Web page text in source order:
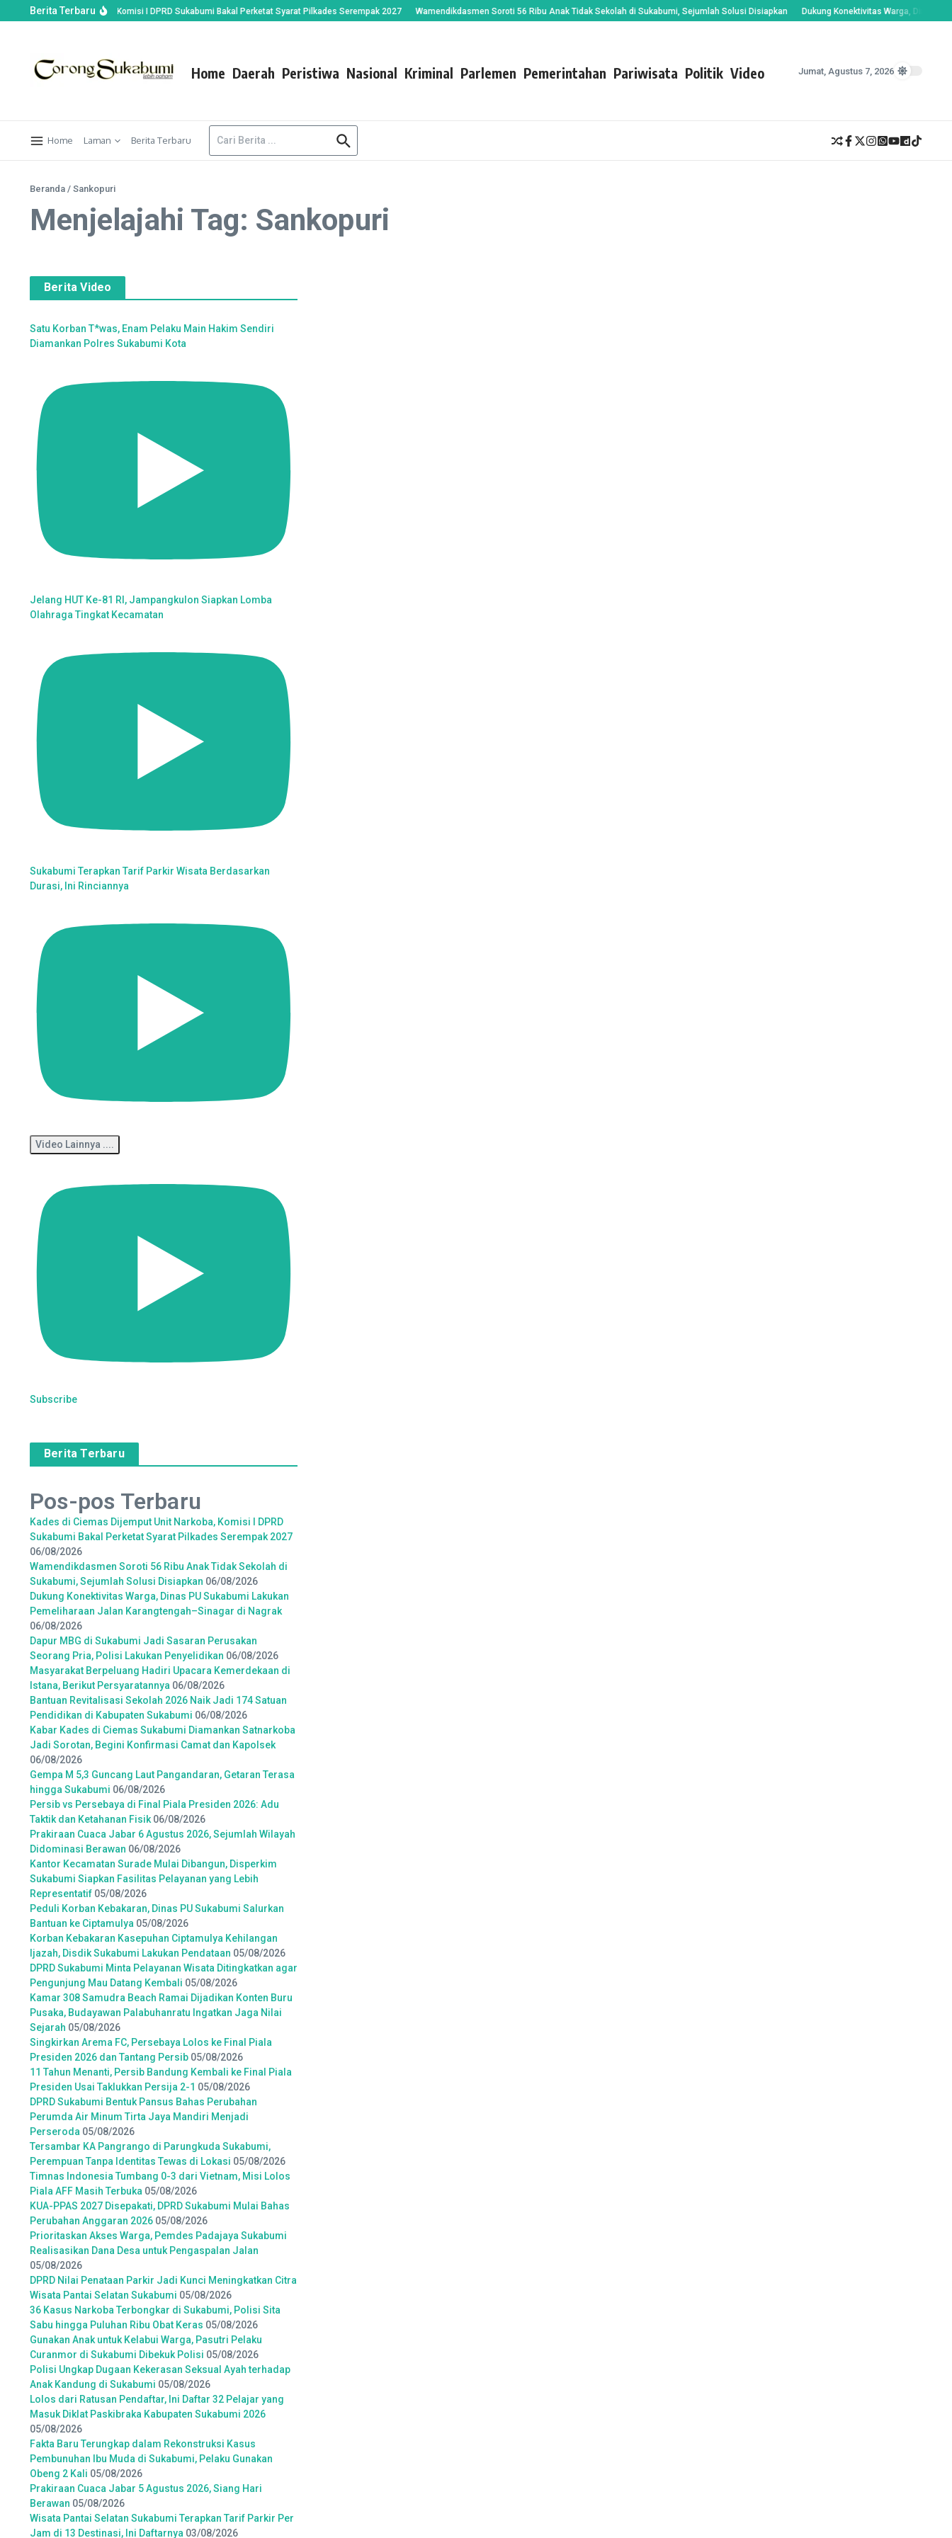
Berita Terbaru
Unit Narkoba, Komisi I DPRD Sukabumi Bakal Perketat Syarat Pilkades Serempak 2027 Wamendikdasmen Soroti 56 Ribu Anak Tidak Sekolah di Sukabumi, Sejumlah Solusi Disiapkan Dukung Konektivitas Warga, Dinas PU
Home Daerah Peristiwa Nasional Kriminal Parlemen Pemerintahan Pariwisata Politik Video Jumat, Agustus 7, 2026
Home Laman Berita Terbaru
Beranda / Sankopuri
Menjelajahi Tag: Sankopuri
Berita Video
Satu Korban T*was, Enam Pelaku Main Hakim Sendiri
Diamankan Polres Sukabumi Kota
Jelang HUT Ke-81 RI, Jampangkulon Siapkan Lomba
Olahraga Tingkat Kecamatan
Sukabumi Terapkan Tarif Parkir Wisata Berdasarkan
Durasi, Ini Rinciannya
Video Lainnya ....
Subscribe
Berita Terbaru
Pos-pos Terbaru
Kades di Ciemas Dijemput Unit Narkoba, Komisi I DPRD
Sukabumi Bakal Perketat Syarat Pilkades Serempak 2027
06/08/2026
Wamendikdasmen Soroti 56 Ribu Anak Tidak Sekolah di
Sukabumi, Sejumlah Solusi Disiapkan 06/08/2026
Dukung Konektivitas Warga, Dinas PU Sukabumi Lakukan
Pemeliharaan Jalan Karangtengah–Sinagar di Nagrak
06/08/2026
Dapur MBG di Sukabumi Jadi Sasaran Perusakan
Seorang Pria, Polisi Lakukan Penyelidikan 06/08/2026
Masyarakat Berpeluang Hadiri Upacara Kemerdekaan di
Istana, Berikut Persyaratannya 06/08/2026
Bantuan Revitalisasi Sekolah 2026 Naik Jadi 174 Satuan
Pendidikan di Kabupaten Sukabumi 06/08/2026
Kabar Kades di Ciemas Sukabumi Diamankan Satnarkoba
Jadi Sorotan, Begini Konfirmasi Camat dan Kapolsek
06/08/2026
Gempa M 5,3 Guncang Laut Pangandaran, Getaran Terasa
hingga Sukabumi 06/08/2026
Persib vs Persebaya di Final Piala Presiden 2026: Adu
Taktik dan Ketahanan Fisik 06/08/2026
Prakiraan Cuaca Jabar 6 Agustus 2026, Sejumlah Wilayah
Didominasi Berawan 06/08/2026
Kantor Kecamatan Surade Mulai Dibangun, Disperkim
Sukabumi Siapkan Fasilitas Pelayanan yang Lebih
Representatif 05/08/2026
Peduli Korban Kebakaran, Dinas PU Sukabumi Salurkan
Bantuan ke Ciptamulya 05/08/2026
Korban Kebakaran Kasepuhan Ciptamulya Kehilangan
Ijazah, Disdik Sukabumi Lakukan Pendataan 05/08/2026
DPRD Sukabumi Minta Pelayanan Wisata Ditingkatkan agar
Pengunjung Mau Datang Kembali 05/08/2026
Kamar 308 Samudra Beach Ramai Dijadikan Konten Buru
Pusaka, Budayawan Palabuhanratu Ingatkan Jaga Nilai
Sejarah 05/08/2026
Singkirkan Arema FC, Persebaya Lolos ke Final Piala
Presiden 2026 dan Tantang Persib 05/08/2026
11 Tahun Menanti, Persib Bandung Kembali ke Final Piala
Presiden Usai Taklukkan Persija 2-1 05/08/2026
DPRD Sukabumi Bentuk Pansus Bahas Perubahan
Perumda Air Minum Tirta Jaya Mandiri Menjadi
Perseroda 05/08/2026
Tersambar KA Pangrango di Parungkuda Sukabumi,
Perempuan Tanpa Identitas Tewas di Lokasi 05/08/2026
Timnas Indonesia Tumbang 0-3 dari Vietnam, Misi Lolos
Piala AFF Masih Terbuka 05/08/2026
KUA-PPAS 2027 Disepakati, DPRD Sukabumi Mulai Bahas
Perubahan Anggaran 2026 05/08/2026
Prioritaskan Akses Warga, Pemdes Padajaya Sukabumi
Realisasikan Dana Desa untuk Pengaspalan Jalan
05/08/2026
DPRD Nilai Penataan Parkir Jadi Kunci Meningkatkan Citra
Wisata Pantai Selatan Sukabumi 05/08/2026
36 Kasus Narkoba Terbongkar di Sukabumi, Polisi Sita
Sabu hingga Puluhan Ribu Obat Keras 05/08/2026
Gunakan Anak untuk Kelabui Warga, Pasutri Pelaku
Curanmor di Sukabumi Dibekuk Polisi 05/08/2026
Polisi Ungkap Dugaan Kekerasan Seksual Ayah terhadap
Anak Kandung di Sukabumi 05/08/2026
Lolos dari Ratusan Pendaftar, Ini Daftar 32 Pelajar yang
Masuk Diklat Paskibraka Kabupaten Sukabumi 2026
05/08/2026
Fakta Baru Terungkap dalam Rekonstruksi Kasus
Pembunuhan Ibu Muda di Sukabumi, Pelaku Gunakan
Obeng 2 Kali 05/08/2026
Prakiraan Cuaca Jabar 5 Agustus 2026, Siang Hari
Berawan 05/08/2026
Wisata Pantai Selatan Sukabumi Terapkan Tarif Parkir Per
Jam di 13 Destinasi, Ini Daftarnya 03/08/2026